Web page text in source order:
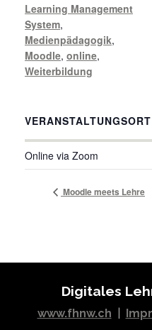
Learning Management
System,
Medienpädagogik,
Moodle, online,
Weiterbildung
VERANSTALTUNGSORT
Online via Zoom
Moodle meets Lehre
Digitales
www.fhnw.ch